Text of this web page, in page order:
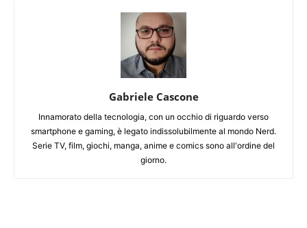
Gabriele Cascone
Innamorato della tecnologia, con un occhio di riguardo verso
smartphone e gaming, è legato indissolubilmente al mondo Nerd.
Serie TV, film, giochi, manga, anime e comics sono all'ordine del
giorno.